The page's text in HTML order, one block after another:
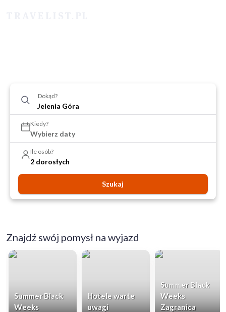
Dokąd?
Kiedy?
Wybierz daty
Ile osób?
2 dorosłych
Szukaj
Znajdź swój pomysł na wyjazd
Summer Black
Weeks
Hotele warte
uwagi
Summer Black
Weeks
Zagranica